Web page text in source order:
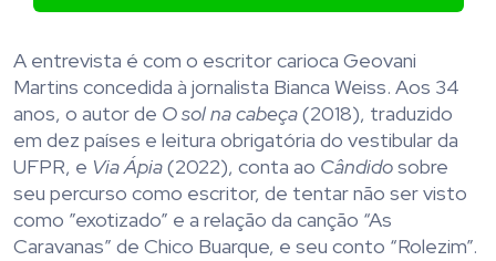
A entrevista é com o escritor carioca Geovani
Martins concedida à jornalista Bianca Weiss. Aos 34
anos, o autor de O sol na cabeça(2018), traduzido
em dez países e leitura obrigatória do vestibular da
UFPR, e Via Ápia(2022), conta ao Cândidosobre
seu percurso como escritor, de tentar não ser visto
como ”exotizado” e a relação da canção “As
Caravanas” de Chico Buarque, e seu conto “Rolezim”.